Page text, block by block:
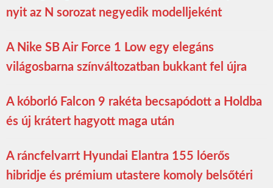
nyit az N sorozat negyedik modelljeként
A Nike SB Air Force 1 Low egy elegáns
világosbarna színváltozatban bukkant fel újra
A kóborló Falcon 9 rakéta becsapódott a Holdba
és új krátert hagyott maga után
A ráncfelvarrt Hyundai Elantra 155 lóerős
hibridje és prémium utastere komoly belsőtéri